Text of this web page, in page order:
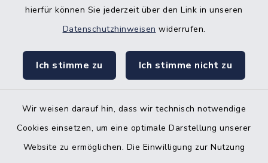
hierfür können Sie jederzeit über den Link in unseren
Datenschutzhinweisen widerrufen.
Ich stimme zu Ich stimme nicht zu
Wir weisen darauf hin, dass wir technisch notwendige
Cookies einsetzen, um eine optimale Darstellung unserer
Website zu ermöglichen. Die Einwilligung zur Nutzung
Bürgerbüro Hanerau-Hademarschen
KFZ-Zulassungsbehörde